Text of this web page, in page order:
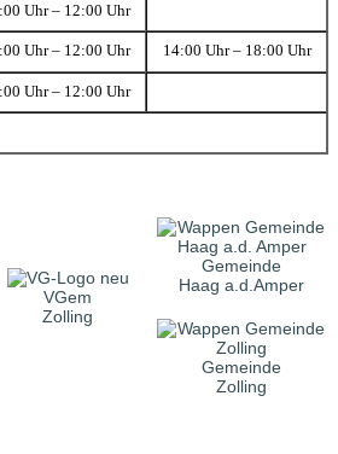
Uhr – 12:00 Uhr
Uhr – 12:00 Uhr 14:00 Uhr – 18:00 Uhr
Uhr – 12:00 Uhr
VGem
Zolling
Gemeinde
Haag a.d.Amper
Gemeinde
Zolling